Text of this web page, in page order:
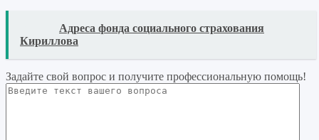
Адреса фонда социального страхования
Кириллова
Задайте свой вопрос и получите профессиональную помощь!